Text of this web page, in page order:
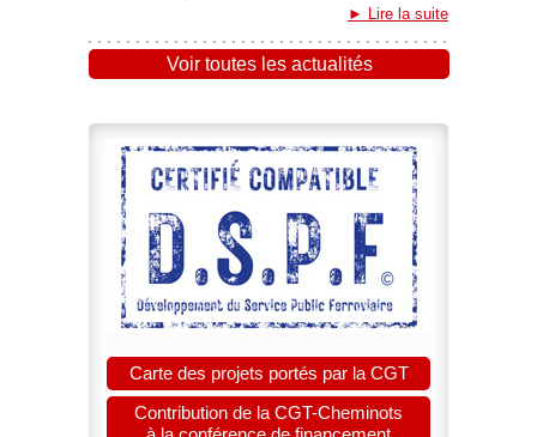
Lire la suite
Voir toutes les actualités
Carte des projets portés par la CGT
Contribution de la CGT-Cheminots